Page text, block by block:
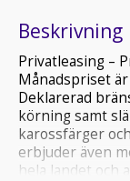
Beskrivning
Privatleasing –
Månadspriset
Deklarerad
körning samt
karossfärger
erbjuder även
hela landet och